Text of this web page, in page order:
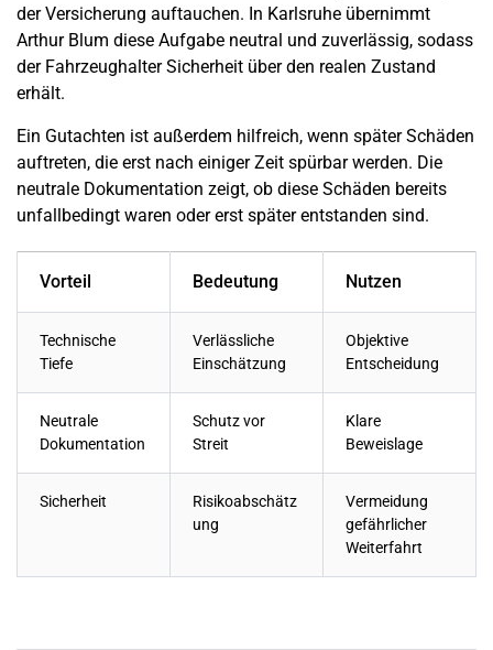
der Versicherung auftauchen. In Karlsruhe übernimmt
Arthur Blum diese Aufgabe neutral und zuverlässig, sodass
der Fahrzeughalter Sicherheit über den realen Zustand
erhält.
Ein Gutachten ist außerdem hilfreich, wenn später Schäden
auftreten, die erst nach einiger Zeit spürbar werden. Die
neutrale Dokumentation zeigt, ob diese Schäden bereits
unfallbedingt waren oder erst später entstanden sind.
Vorteil Bedeutung Nutzen
Technische
Tiefe
Verlässliche
Einschätzung
Objektive
Entscheidung
Neutrale
Dokumentation
Schutz vor
Streit
Klare
Beweislage
Sicherheit
Risikoabschätz
ung
Vermeidung
gefährlicher
Weiterfahrt